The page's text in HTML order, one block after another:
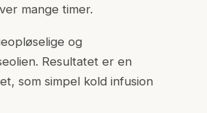
mange timer.
og
Resultatet er en
som simpel kold infusion